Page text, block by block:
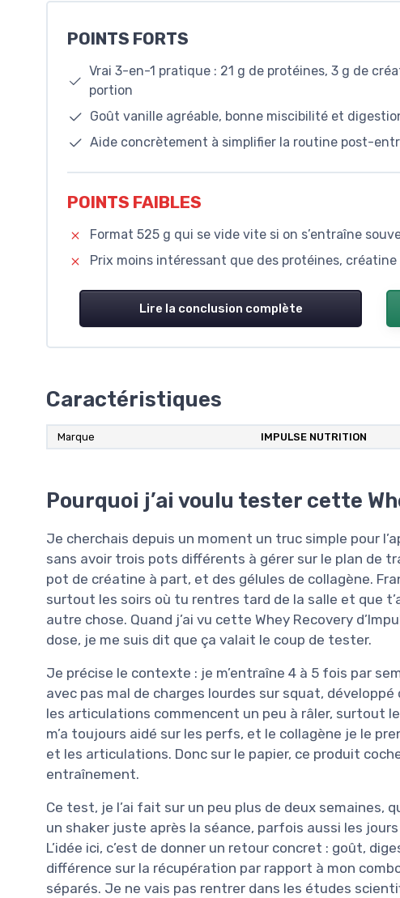
POINTS FORTS
Vrai 3-en-1 pratique : 21 g de protéines, 3 g de
portion
Goût vanille agréable, bonne miscibilité et
Aide concrètement à simplifier la routine post-
POINTS FAIBLES
Format 525 g qui se vide vite si on s’entraîne
Prix moins intéressant que des protéines,
Lire la conclusion complète
Caractéristiques
Marque IMPULSE NUTRITION
Pourquoi j’ai voulu tester cette
Je cherchais depuis un moment un truc simple pour
sans avoir trois pots différents à gérer sur le plan de
pot de créatine à part, et des gélules de collagène.
surtout les soirs où tu rentres tard de la salle et que
autre chose. Quand j’ai vu cette Whey Recovery
dose, je me suis dit que ça valait le coup de tester.
Je précise le contexte : je m’entraîne 4 à 5 fois par
avec pas mal de charges lourdes sur squat,
les articulations commencent un peu à râler, surtout
m’a toujours aidé sur les perfs, et le collagène je le
et les articulations. Donc sur le papier, ce produit
entraînement.
Ce test, je l’ai fait sur un peu plus de deux semaines,
un shaker juste après la séance, parfois aussi les
L’idée ici, c’est de donner un retour concret : goût,
différence sur la récupération par rapport à mon
séparés. Je ne vais pas rentrer dans les études